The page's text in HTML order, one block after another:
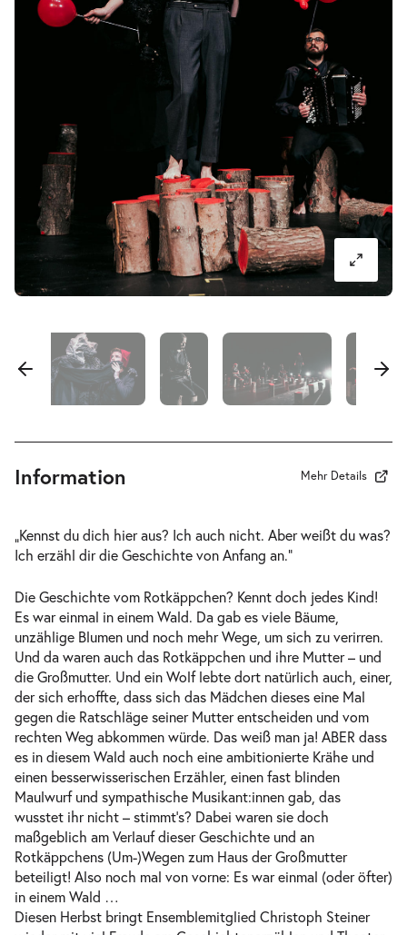
16:00–17:00 Uhr
Wolf oder Rotkäppchens
Entscheidung aus dem Bauch heraus
Do. 17.12.2026
10:30–11:30 Uhr
Tickets
Information Mehr Details
„Kennst du dich hier aus? Ich auch nicht. Aber weißt du was?
Ich erzähl dir die Geschichte von Anfang an.“
Die Geschichte vom Rotkäppchen? Kennt doch jedes Kind!
Es war einmal in einem Wald. Da gab es viele Bäume,
unzählige Blumen und noch mehr Wege, um sich zu verirren.
Und da waren auch das Rotkäppchen und ihre Mutter – und
die Großmutter. Und ein Wolf lebte dort natürlich auch, einer,
der sich erhoffte, dass sich das Mädchen dieses eine Mal
gegen die Ratschläge seiner Mutter entscheiden und vom
rechten Weg abkommen würde. Das weiß man ja! ABER dass
es in diesem Wald auch noch eine ambitionierte Krähe und
einen besserwisserischen Erzähler, einen fast blinden
Maulwurf und sympathische Musikant:innen gab, das
wusstet ihr nicht – stimmt‘s? Dabei waren sie doch
maßgeblich am Verlauf dieser Geschichte und an
Rotkäppchens (Um-)Wegen zum Haus der Großmutter
beteiligt! Also noch mal von vorne: Es war einmal (oder öfter)
in einem Wald …
Diesen Herbst bringt Ensemblemitglied Christoph Steiner